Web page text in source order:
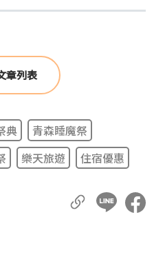
章列表
典
青森睡魔祭
樂天旅遊 住宿優惠